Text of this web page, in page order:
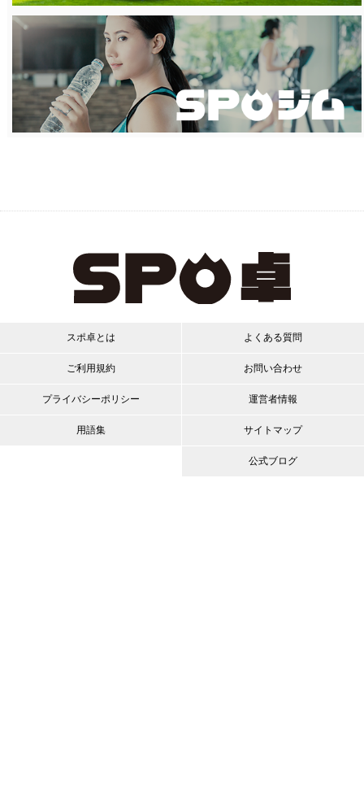
スポ卓とは
ご利用規約
プライバシーポリシー
用語集
よくある質問
お問い合わせ
運営者情報
サイトマップ
公式ブログ